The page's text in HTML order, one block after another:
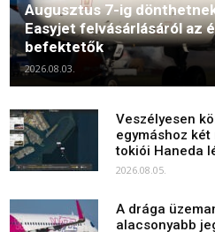
Augusztus 7-ig
Easyjet felvásárlásáról az
befektetők
2026.08.03.
Veszélyesen
egymáshoz
tokiói Haneda
2026.08.05.
A drága
alacsonyabb